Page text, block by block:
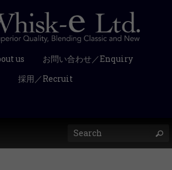
us
お問い合わせ／Enquiry
採用／Recruit